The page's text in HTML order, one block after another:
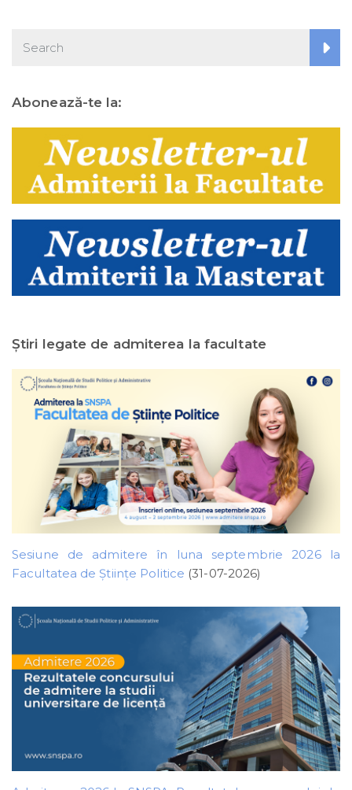
Abonează-te la:
Ştiri legate de admiterea la facultate
Sesiune de admitere în luna septembrie 2026 la
Facultatea de Științe Politice (31-07-2026)